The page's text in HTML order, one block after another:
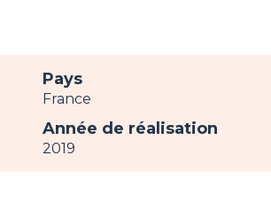
Pays
France
Année de réalisation
2019